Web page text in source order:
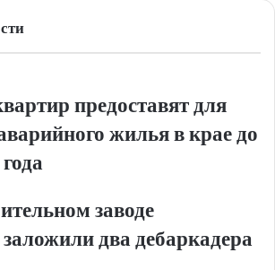
предоставят для
жилья в крае до
заводе
два дебаркадера